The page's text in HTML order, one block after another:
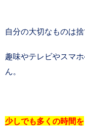
自分の大切なものは
趣味やテレビやスマ
ん。
少しでも多くの時間を